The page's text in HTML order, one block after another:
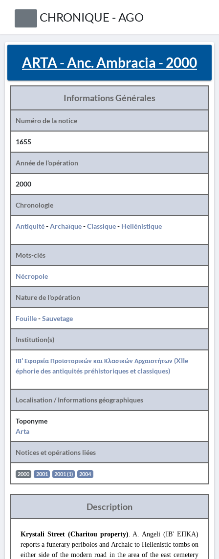
CHRONIQUE - AGO
ARTA - Anc. Ambracia - 2000
Informations Générales
Numéro de la notice
1655
Année de l'opération
2000
Chronologie
Antiquité-Archaïque-Classique- Hellénistique
Mots-clés
Nécropole
Nature de l'opération
Fouille-Sauvetage
Institution(s)
ΙΒ' Εφορεία Προϊστορικών και Κλασικών Αρχαιοτήτων (XIIe
éphorie des antiquités préhistoriques et classiques)
Localisation / Informations géographiques
Toponyme
Arta
Notices et opérations liées
2000 2001 2001 (1) 2004
Description
Krystali Street (Charitou property). A. Angeli (ΙΒ' ΕΠΚΑ)
reports a funerary peribolos and Archaic to Hellenistic tombs on
either side of the modern road in the area of the east cemetery